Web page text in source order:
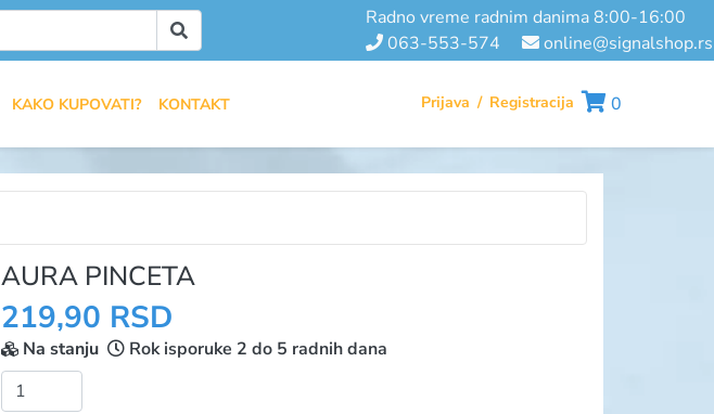
radno vreme radnim danima 8:00-16:00
063-553-574
online@signalshop.rs
KAKO KUPOVATI? KONTAKT Prijava / Registracija 0
AURA PINCETA
219,90 RSD
Na stanju
Rok isporuke 2 do 5 radnih dana
Količina: